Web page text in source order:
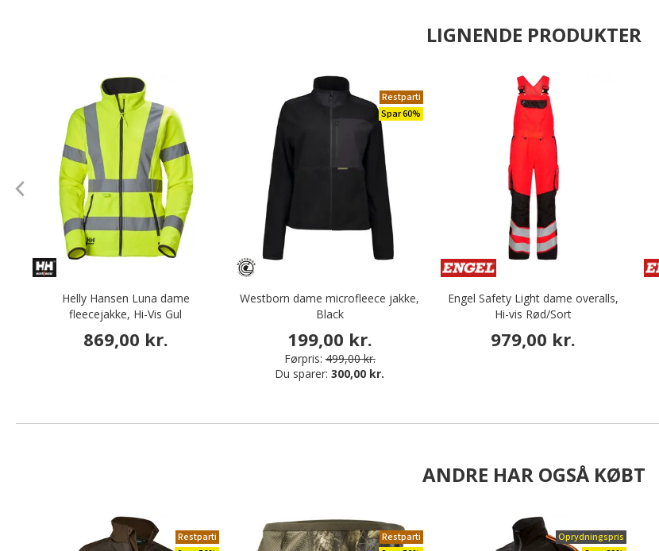
LIGNENDE PRODUKTER
Helly Hansen Luna dame
fleecejakke, Hi-Vis Gul
869,00 kr.
Restparti
Spar 60%
Westborn dame microfleece jakke,
Black
199,00 kr.
Førpris: 499,00 kr.
Du sparer:300,00 kr.
Engel Safety Light dame overalls,
Hi-vis Rød/Sort
979,00 kr.
ANDRE HAR OGSÅ KØBT
Restparti
Restparti
Oprydningspris